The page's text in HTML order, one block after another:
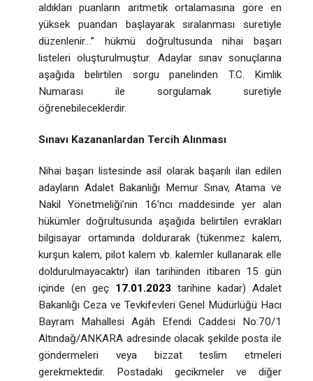
aldıkları puanların aritmetik ortalamasına göre en
yüksek puandan başlayarak sıralanması suretiyle
düzenlenir…” hükmü doğrultusunda nihai başarı
listeleri oluşturulmuştur. Adaylar sınav sonuçlarına
aşağıda belirtilen sorgu panelinden T.C. Kimlik
Numarası ile sorgulamak suretiyle
öğrenebileceklerdir.
Sınavı Kazananlardan Tercih Alınması
Nihai başarı listesinde asil olarak başarılı ilan edilen
adayların Adalet Bakanlığı Memur Sınav, Atama ve
Nakil Yönetmeliği’nin 16’ncı maddesinde yer alan
hükümler doğrultusunda aşağıda belirtilen evrakları
bilgisayar ortamında doldurarak (tükenmez kalem,
kurşun kalem, pilot kalem vb. kalemler kullanarak elle
doldurulmayacaktır) ilan tarihinden itibaren 15 gün
içinde (en geç 17.01.2023 tarihine kadar) Adalet
Bakanlığı Ceza ve Tevkifevleri Genel Müdürlüğü Hacı
Bayram Mahallesi Agâh Efendi Caddesi No:70/1
Altındağ/ANKARA adresinde olacak şekilde posta ile
göndermeleri veya bizzat teslim etmeleri
gerekmektedir. Postadaki gecikmeler ve diğer